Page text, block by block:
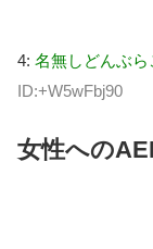
4: 名無しどんぶら
ID:+W5wFbj90
女性への